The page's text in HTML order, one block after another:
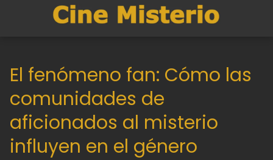
El fenómeno fan: Cómo las
comunidades de
aficionados al misterio
influyen en el género